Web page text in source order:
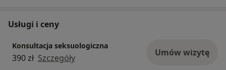
Usługi i ceny
Konsultacja seksuologiczna
390 zł Szczegóły Umów wizytę